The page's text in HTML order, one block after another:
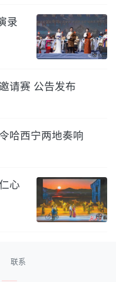
录
请赛 公告发布
哈西宁两地奏响
心
联系